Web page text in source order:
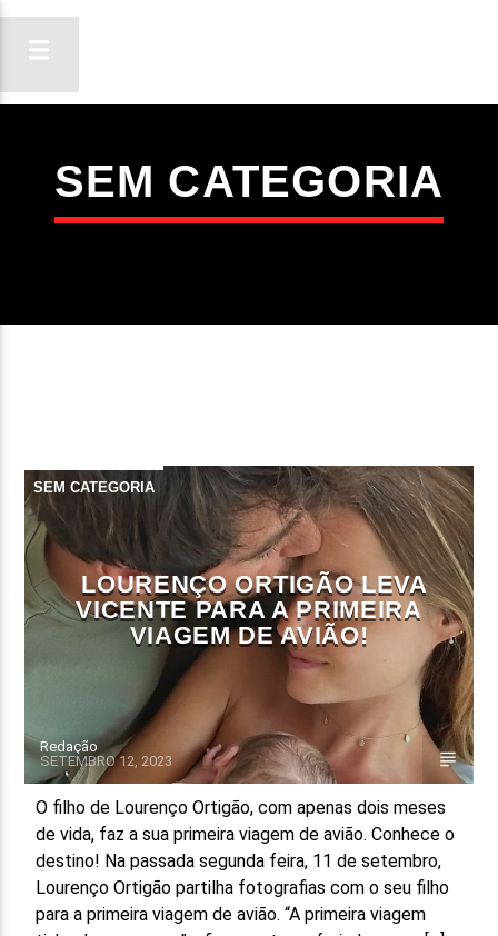
ON FM
LIGA-TE
FAIXA ATUAL
TÍTULO
ARTISTA
ON FM
SEM CATEGORIA
SEM CATEGORIA
LOURENÇO ORTIGÃO LEVA
VICENTE PARA A PRIMEIRA
VIAGEM DE AVIÃO!
Redação
SETEMBRO 12, 2023
O filho de Lourenço Ortigão, com apenas dois meses
de vida, faz a sua primeira viagem de avião. Conhece o
destino! Na passada segunda feira, 11 de setembro,
Lourenço Ortigão partilha fotografias com o seu filho
para a primeira viagem de avião. “A primeira viagem